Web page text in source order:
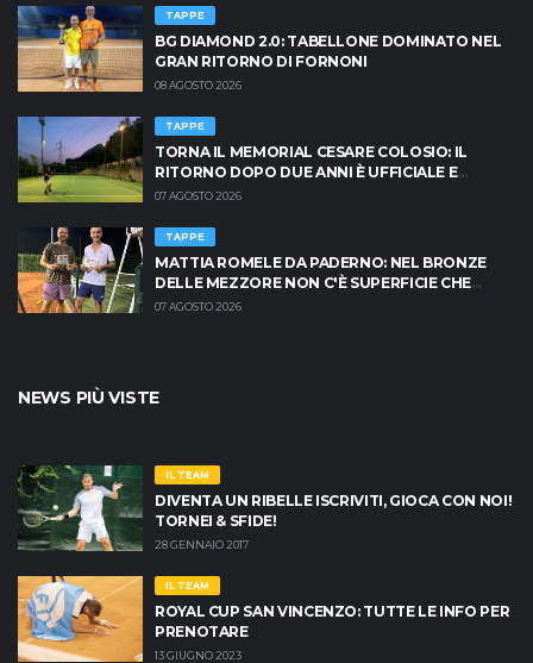
TAPPE
BG DIAMOND 2.0: TABELLONE DOMINATO NEL
GRAN RITORNO DI FORNONI
08 AGOSTO 2026
TAPPE
TORNA IL MEMORIAL CESARE COLOSIO: IL
RITORNO DOPO DUE ANNI È UFFICIALE E
BRESCIA È PRONTA AD INFIAMMARSI!
07 AGOSTO 2026
TAPPE
MATTIA ROMELE DA PADERNO: NEL BRONZE
DELLE MEZZORE NON C'È SUPERFICIE CHE
TENGA
07 AGOSTO 2026
NEWS PIÙ VISTE
IL TEAM
DIVENTA UN RIBELLE ISCRIVITI, GIOCA CON NOI!
TORNEI & SFIDE!
28 GENNAIO 2017
IL TEAM
ROYAL CUP SAN VINCENZO: TUTTE LE INFO PER
PRENOTARE
13 GIUGNO 2023